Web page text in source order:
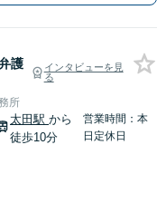
護
インタビューを見
る
所
太田駅 から
徒歩10分
営業時間：本
日定休日